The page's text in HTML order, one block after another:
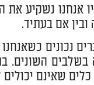
אנחנו נשקיע
אם בעתיד.
נכונים
בשלבים השונים.
שאינם יכולים